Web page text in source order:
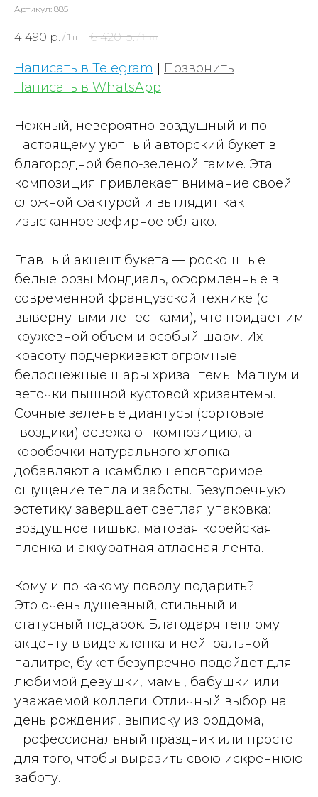
Артикул: 885
4 490 р. / 1 шт 6 420 р. / 1 шт
Написать в Telegram | Позвонить|
Написать в WhatsApp
Нежный, невероятно воздушный и по-
настоящему уютный авторский букет в
благородной бело-зеленой гамме. Эта
композиция привлекает внимание своей
сложной фактурой и выглядит как
изысканное зефирное облако.
Главный акцент букета — роскошные
белые розы Мондиаль, оформленные в
современной французской технике (с
вывернутыми лепестками), что придает им
кружевной объем и особый шарм. Их
красоту подчеркивают огромные
белоснежные шары хризантемы Магнум и
веточки пышной кустовой хризантемы.
Сочные зеленые диантусы (сортовые
гвоздики) освежают композицию, а
коробочки натурального хлопка
добавляют ансамблю неповторимое
ощущение тепла и заботы. Безупречную
эстетику завершает светлая упаковка:
воздушное тишью, матовая корейская
пленка и аккуратная атласная лента.
Кому и по какому поводу подарить?
Это очень душевный, стильный и
статусный подарок. Благодаря теплому
акценту в виде хлопка и нейтральной
палитре, букет безупречно подойдет для
любимой девушки, мамы, бабушки или
уважаемой коллеги. Отличный выбор на
день рождения, выписку из роддома,
профессиональный праздник или просто
для того, чтобы выразить свою искреннюю
заботу.